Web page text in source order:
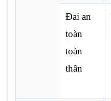
Đai an
toàn
toàn
thân